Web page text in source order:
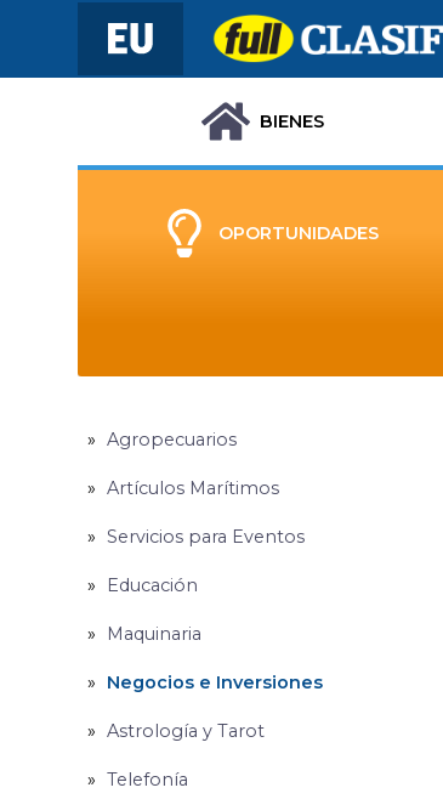
BIENES
OPORTUNIDADES
Agropecuarios
Artículos Marítimos
Servicios para Eventos
Educación
Maquinaria
Negocios e Inversiones
Astrología y Tarot
Telefonía